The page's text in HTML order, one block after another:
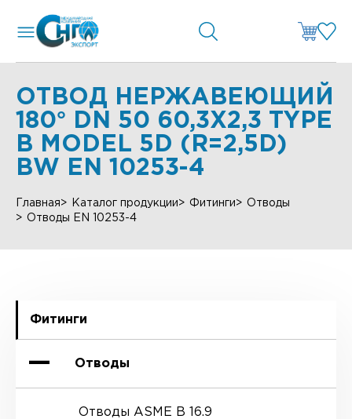
ОТВОД НЕРЖАВЕЮЩИЙ
180° DN 50 60,3X2,3 TYPE
B MODEL 5D (R=2,5D)
BW EN 10253-4
Главная Каталог продукции Фитинги
Отводы
Отводы EN 10253-4
Фитинги
Отводы
Отводы ASME B 16.9